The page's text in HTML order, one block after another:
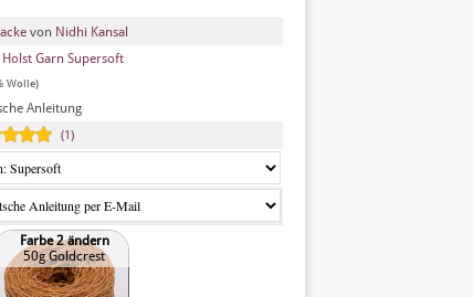
Jacke von Nidhi Kansal
Holst Garn Supersoft
Wolle)
Anleitung
(1)
Farbe 2 ändern
50g Goldcrest